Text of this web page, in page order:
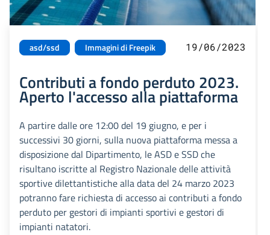
asd/ssd Immagini di Freepik 19/06/2023
Contributi a fondo perduto 2023.
Aperto l'accesso alla piattaforma
A partire dalle ore 12:00 del 19 giugno, e per i
successivi 30 giorni, sulla nuova piattaforma messa a
disposizione dal Dipartimento, le ASD e SSD che
risultano iscritte al Registro Nazionale delle attività
sportive dilettantistiche alla data del 24 marzo 2023
potranno fare richiesta di accesso ai contributi a fondo
perduto per gestori di impianti sportivi e gestori di
impianti natatori.